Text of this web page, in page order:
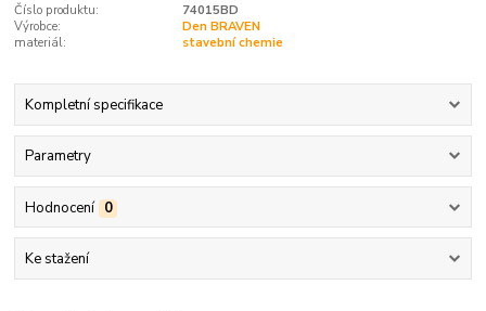
Číslo produktu:
74015BD
Výrobce:
Den BRAVEN
materiál:
stavební chemie
Kompletní specifikace
Parametry
Hodnocení 0
Ke stažení